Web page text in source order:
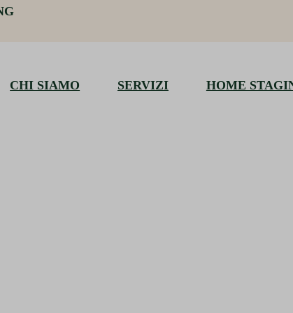
CHI SIAMO SERVIZI HOME